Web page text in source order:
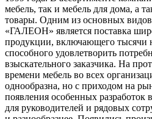
мебель, так и мебель для дома, а
товары. Одним из основных
«ГАЛЕОН» является поставка
продукции, включающего тысячи
способного удовлетворить
взыскательного заказчика. На
времени мебель во всех
однообразна, но с приходом на
появления особенных разработок
для руководителей и рядовых